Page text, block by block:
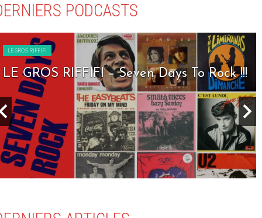
PODCASTS
LE GROS RIFFIFI
LE GROS RIFFIFI – Seven Days To Rock !!!